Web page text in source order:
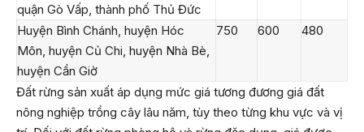
quận Gò Vấp, thành phố Thủ Đức
Huyện Bình Chánh, huyện Hóc
Môn, huyện Củ Chi, huyện Nhà Bè,
huyện Cần Giờ
750 600 480
Đất rừng sản xuất áp dụng mức giá tương đương giá đất
nông nghiệp trồng cây lâu năm, tùy theo từng khu vực và vị